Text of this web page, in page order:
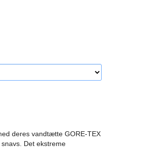
deres vandtætte GORE-TEX
Det ekstreme